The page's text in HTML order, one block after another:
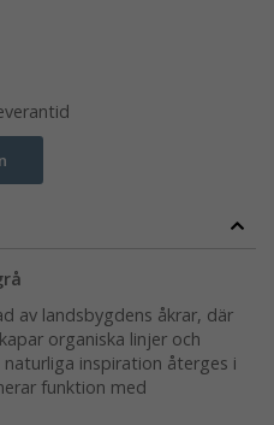
av landsbygdens åkrar, där
organiska linjer och
inspiration återges i
funktion med